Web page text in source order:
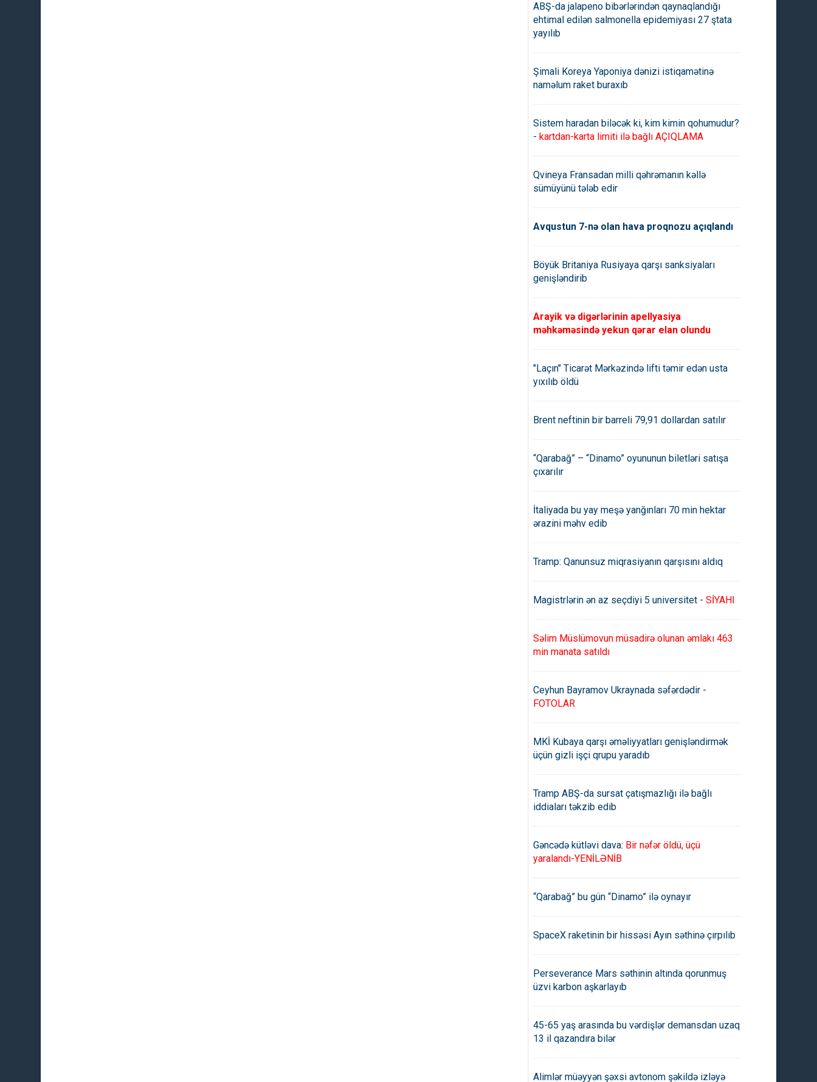
ABŞ-da jalapeno bibərlərindən qaynaqlandığı
ehtimal edilən salmonella epidemiyası 27 ştata
yayılıb
Şimali Koreya Yaponiya dənizi istiqamətinə
naməlum raket buraxıb
Sistem haradan biləcək ki, kim kimin qohumudur?
- kartdan-karta limiti ilə bağlı AÇIQLAMA
Qvineya Fransadan milli qəhrəmanın kəllə
sümüyünü tələb edir
Avqustun 7-nə olan hava proqnozu açıqlandı
Böyük Britaniya Rusiyaya qarşı sanksiyaları
genişləndirib
Arayik və digərlərinin apellyasiya
məhkəməsində yekun qərar elan olundu
"Laçın" Ticarət Mərkəzində lifti təmir edən usta
yıxılıb öldü
Brent neftinin bir barreli 79,91 dollardan satılır
“Qarabağ” – “Dinamo” oyununun biletləri satışa
çıxarılır
İtaliyada bu yay meşə yanğınları 70 min hektar
ərazini məhv edib
Tramp: Qanunsuz miqrasiyanın qarşısını aldıq
Magistrlərin ən az seçdiyi 5 universitet - SİYAHI
Səlim Müslümovun müsadirə olunan əmlakı 463
min manata satıldı
Ceyhun Bayramov Ukraynada səfərdədir -
FOTOLAR
MKİ Kubaya qarşı əməliyyatları genişləndirmək
üçün gizli işçi qrupu yaradıb
Tramp ABŞ-da sursat çatışmazlığı ilə bağlı
iddiaları təkzib edib
Gəncədə kütləvi dava: Bir nəfər öldü, üçü
yaralandı-YENİLƏNİB
“Qarabağ” bu gün “Dinamo” ilə oynayır
SpaceX raketinin bir hissəsi Ayın səthinə çırpılıb
Perseverance Mars səthinin altında qorunmuş
üzvi karbon aşkarlayıb
45-65 yaş arasında bu vərdişlər demansdan uzaq
13 il qazandıra bilər
Alimlər müəyyən şəxsi avtonom şəkildə izləyə